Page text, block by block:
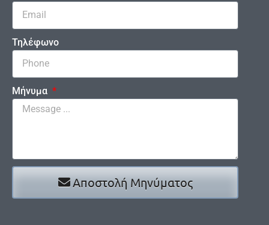
Τηλέφωνο
Μήνυμα
Αποστολή Μηνύματος